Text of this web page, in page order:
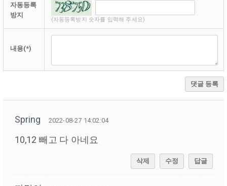
자동등록
방지
(자동등록방지 숫자를 입력해 주세요)
내용(*)
댓글 등록
Spring 2022-08-27 14:02:04
10,12 빼고 다 아네요
삭제 수정 답글